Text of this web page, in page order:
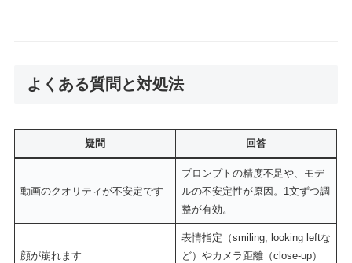
よくある質問と対処法
疑問 回答
動画のクオリティが不安定です
プロンプトの精度不足や、モデ
ルの不安定性が原因。1文ずつ調
整が有効。
顔が崩れます
表情指定（smiling, looking leftな
ど）やカメラ距離（close-up）